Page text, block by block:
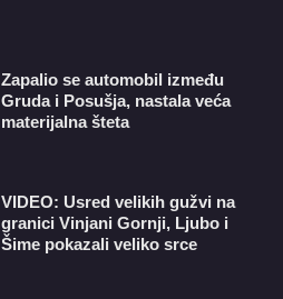
Zapalio se automobil između
Gruda i Posušja, nastala veća
materijalna šteta
VIDEO: Usred velikih gužvi na
granici Vinjani Gornji, Ljubo i
Šime pokazali veliko srce